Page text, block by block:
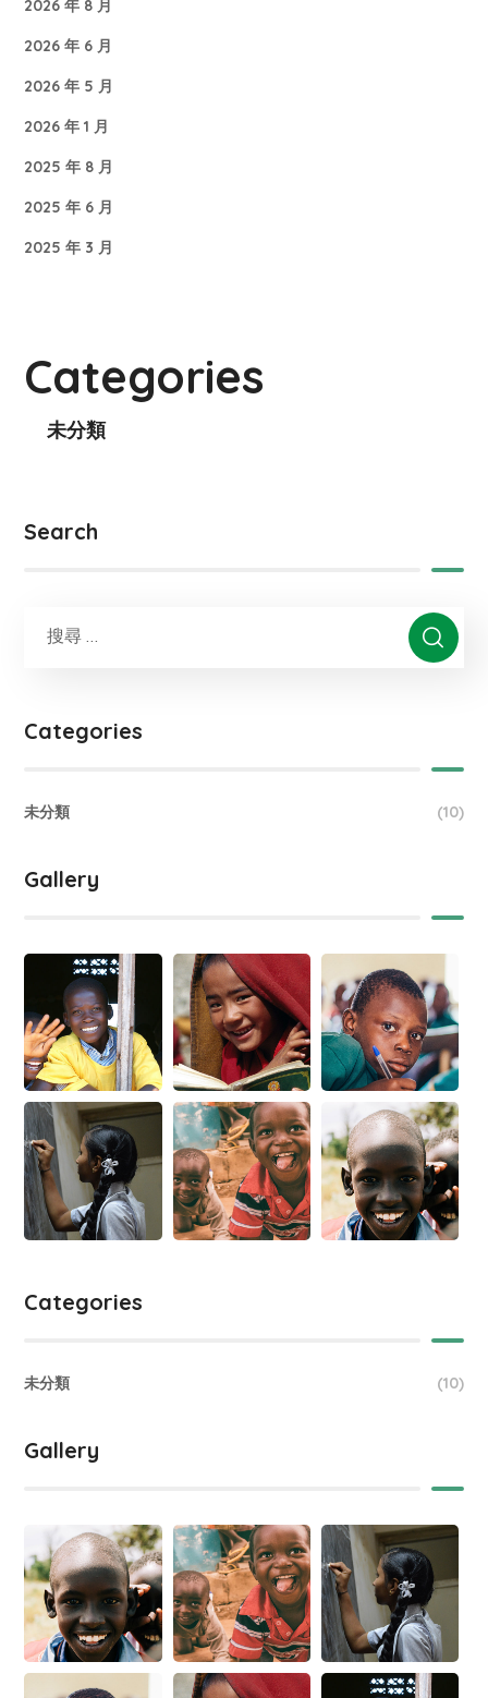
2026 年 8 月
2026 年 6 月
2026 年 5 月
2026 年 1 月
2025 年 8 月
2025 年 6 月
2025 年 3 月
Categories
未分類
Search
Categories
未分類 (10)
Gallery
Categories
未分類 (10)
Gallery